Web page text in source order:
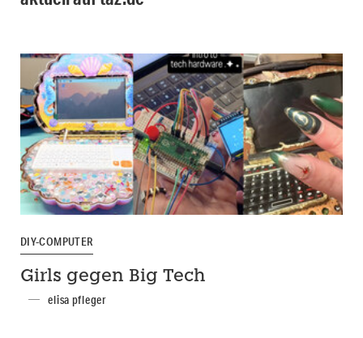
DIY-COMPUTER
Girls gegen Big Tech
elisa pfleger